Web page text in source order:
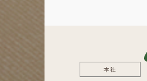
本社